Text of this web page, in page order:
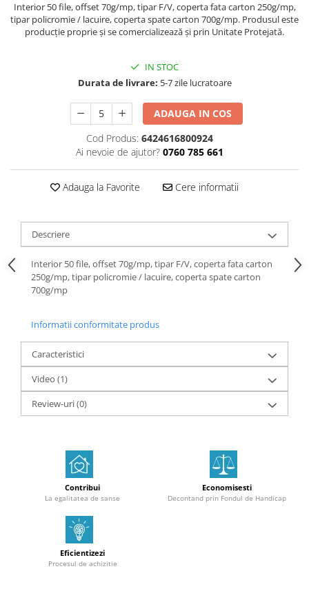
Interior 50 file, offset 70g/mp, tipar F/V, coperta fata carton 250g/mp,
tipar policromie / lacuire, coperta spate carton 700g/mp. Produsul este
producție proprie și se comercializează și prin Unitate Protejată.
IN STOC
Durata de livrare: 5-7 zile lucratoare
ADAUGA IN COS
Cod Produs: 6424616800924
Ai nevoie de ajutor? 0760 785 661
Adauga la Favorite Cere informatii
Descriere
Interior 50 file, offset 70g/mp, tipar F/V, coperta fata carton
250g/mp, tipar policromie / lacuire, coperta spate carton
700g/mp
Informatii conformitate produs
Caracteristici
Video (1)
Review-uri(0)
Contribui
La egalitatea de sanse
Economisesti
Decontand prin Fondul de Handicap
Eficientizezi
Procesul de achizitie